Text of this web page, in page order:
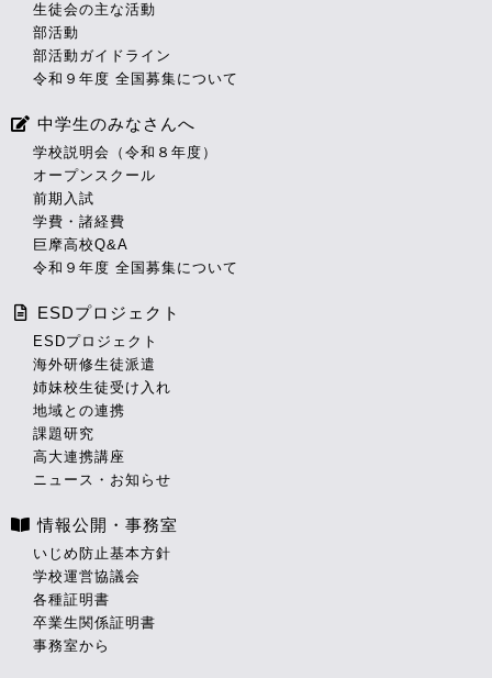
生徒会の主な活動
部活動
部活動ガイドライン
令和９年度 全国募集について
中学生のみなさんへ
学校説明会（令和８年度）
オープンスクール
前期入試
学費・諸経費
巨摩高校Q&A
令和９年度 全国募集について
ESDプロジェクト
ESDプロジェクト
海外研修生徒派遣
姉妹校生徒受け入れ
地域との連携
課題研究
高大連携講座
ニュース・お知らせ
情報公開・事務室
いじめ防止基本方針
学校運営協議会
各種証明書
卒業生関係証明書
事務室から